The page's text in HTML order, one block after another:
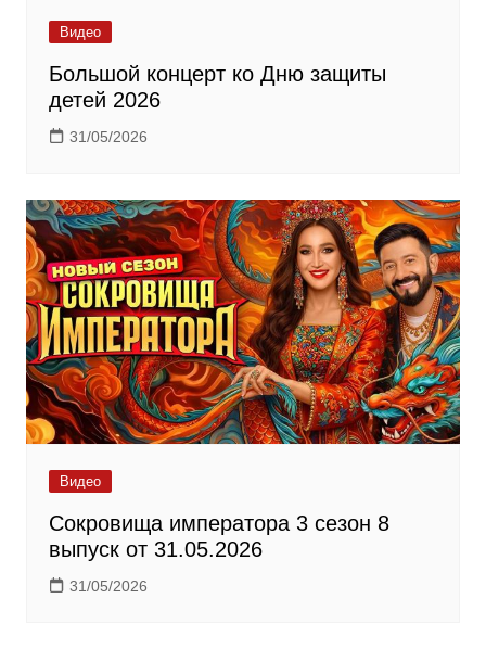
Видео
Большой концерт ко Дню защиты
детей 2026
31/05/2026
Видео
Сокровища императора 3 сезон 8
выпуск от 31.05.2026
31/05/2026